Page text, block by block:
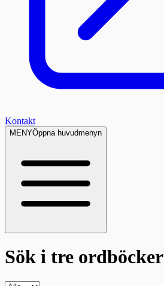
Kontakt
MENYÖppna huvudmenyn
Sök i tre ordböcker